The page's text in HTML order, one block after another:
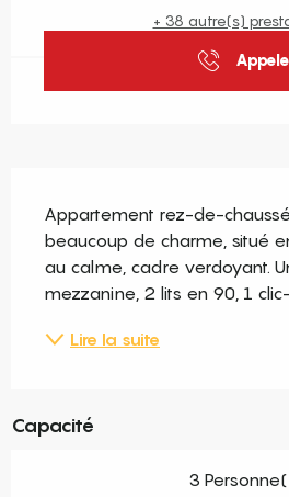
+ 38 autre(s)
Appartement rez-de-
beaucoup de charme, situé
au calme, cadre verdoyant.
mezzanine, 2 lits en 90, 1
Lire la suite
Capacité
3